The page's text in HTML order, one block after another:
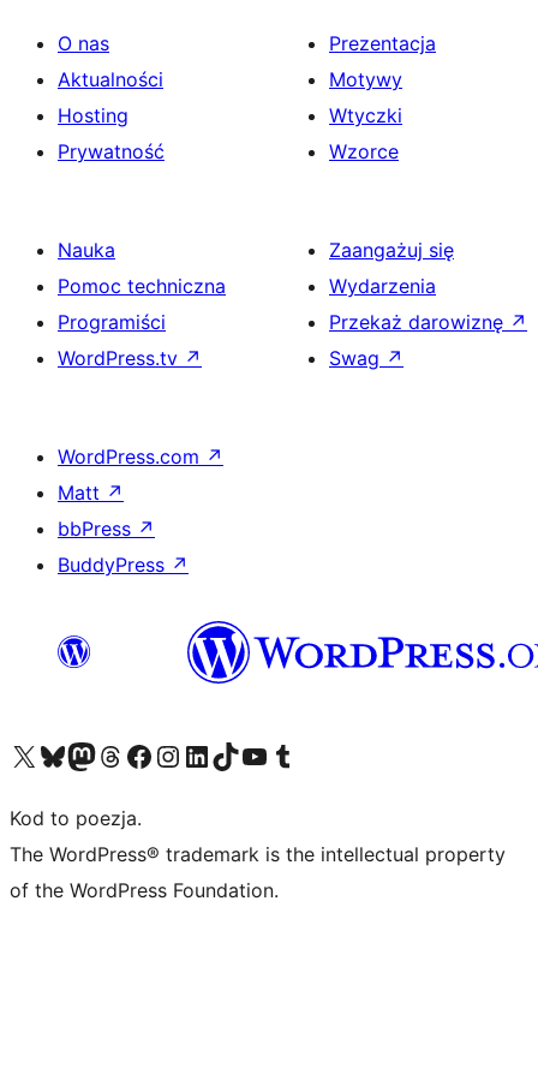
O nas
Aktualności
Hosting
Prywatność
Prezentacja
Motywy
Wtyczki
Wzorce
Nauka
Pomoc techniczna
Programiści
WordPress.tv ↗
Zaangażuj się
Wydarzenia
Przekaż darowiznę ↗
Swag ↗
WordPress.com ↗
Matt ↗
bbPress ↗
BuddyPress ↗
Odwiedź nasze konto X (dawniej Twitter)
Odwiedź nasze konto Bluesky
Odwiedź nasze konto na Mastodoncie
Odwiedź naszego Threadsa
Odwiedź naszego Facebooka
Odwiedź nasze konto na Instagramie
Odwiedź nasze konto na LinkedIn
Odwiedź naszego TikToka
Odwiedź nasz kanał YouTube
Odwiedź naszego Tumblra
Kod to poezja.
The WordPress® trademark is the intellectual property
of the WordPress Foundation.